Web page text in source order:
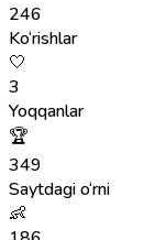
246
Ko‘rishlar
🤍
3
Yoqqanlar
🏆
349
Saytdagi o‘rni
👶